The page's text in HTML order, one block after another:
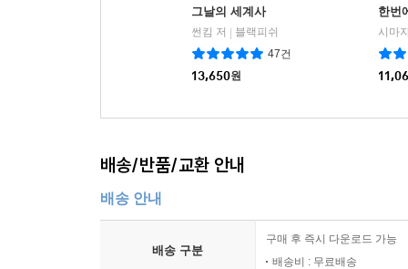
그날의 세계사
썬킴 저 | 블랙피쉬
47건
13,650원
한번
배송/반품/교환 안내
배송 안내
배송 구분
구매 후 즉시 다운로드 가능
배송비 : 무료배송